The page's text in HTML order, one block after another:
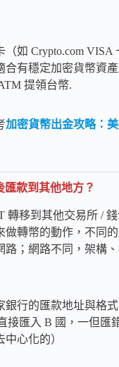
如 Crypto.com VISA
合有穩定加密貨幣資
提領台幣.
加密貨幣出金攻略：
匯款到其他地方？
轉移到其他交易所 /
做轉幣的動作，不同
路；網路不同，架構
銀行的匯款地址與格
接匯入 B 國，一但匯
心化的）